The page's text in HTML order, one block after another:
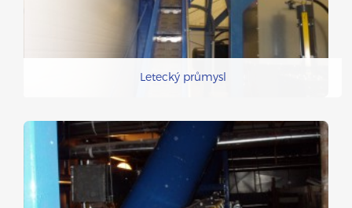
Letecký průmysl